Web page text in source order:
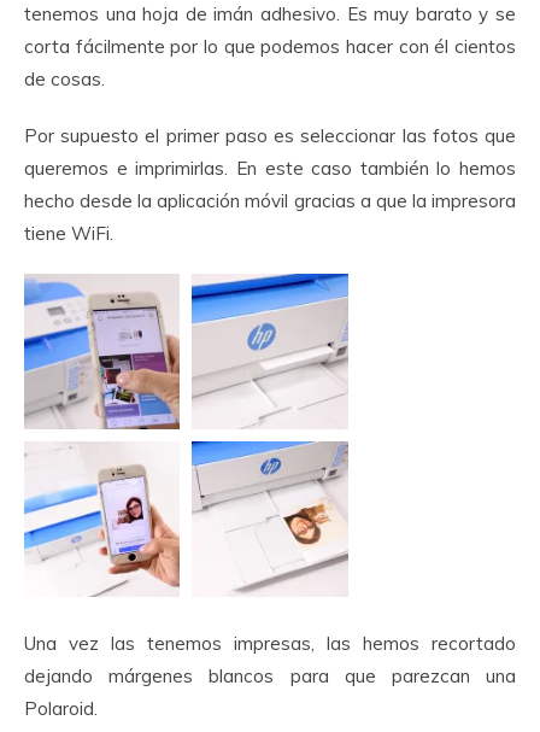
tenemos una hoja de imán adhesivo. Es muy barato y se
corta fácilmente por lo que podemos hacer con él cientos
de cosas.
Por supuesto el primer paso es seleccionar las fotos que
queremos e imprimirlas. En este caso también lo hemos
hecho desde la aplicación móvil gracias a que la impresora
tiene WiFi.
Una vez las tenemos impresas, las hemos recortado
dejando márgenes blancos para que parezcan una
Polaroid.